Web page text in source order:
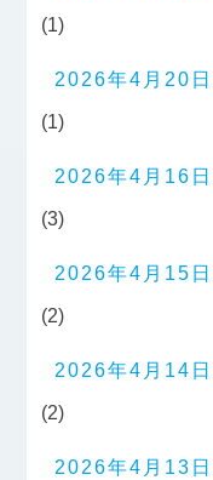
(1)
2026年4月20日
(1)
2026年4月16日
(3)
2026年4月15日
(2)
2026年4月14日
(2)
2026年4月13日